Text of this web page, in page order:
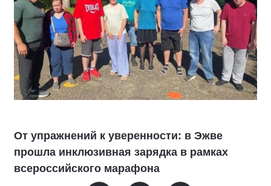
От упражнений к уверенности: в Эжве
прошла инклюзивная зарядка в рамках
всероссийского марафона